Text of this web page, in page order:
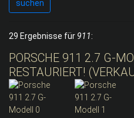
suchen
29 Ergebnisse für 911:
PORSCHE 911 2.7 G-
RESTAURIERT!